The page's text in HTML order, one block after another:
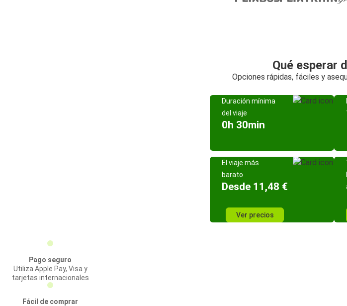
Qué esperar
Opciones rápidas, fáciles y
Duración mínima
del viaje
0h 30min
El viaje más
barato
Desde 11,48 €
Ver precios
Pago seguro
Utiliza Apple Pay, Visa y
tarjetas internacionales
Fácil de comprar